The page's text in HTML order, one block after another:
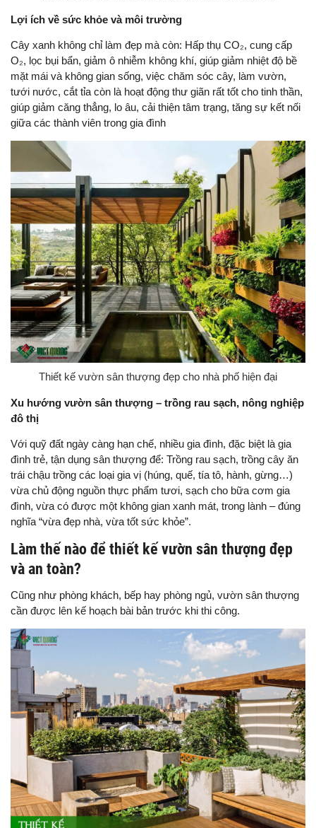
Lợi ích về sức khỏe và môi trường
Cây xanh không chỉ làm đẹp mà còn: Hấp thụ CO₂, cung cấp
O₂, lọc bụi bẩn, giảm ô nhiễm không khí, giúp giảm nhiệt độ bề
mặt mái và không gian sống, việc chăm sóc cây, làm vườn,
tưới nước, cắt tỉa còn là hoạt động thư giãn rất tốt cho tinh thần,
giúp giảm căng thẳng, lo âu, cải thiện tâm trạng, tăng sự kết nối
giữa các thành viên trong gia đình
Thiết kế vườn sân thượng đẹp cho nhà phố hiện đại
Xu hướng vườn sân thượng – trồng rau sạch, nông nghiệp
đô thị
Với quỹ đất ngày càng hạn chế, nhiều gia đình, đặc biệt là gia
đình trẻ, tận dụng sân thượng để: Trồng rau sạch, trồng cây ăn
trái chậu trồng các loại gia vị (húng, quế, tía tô, hành, gừng…)
vừa chủ động nguồn thực phẩm tươi, sạch cho bữa cơm gia
đình, vừa có được một không gian xanh mát, trong lành – đúng
nghĩa “vừa đẹp nhà, vừa tốt sức khỏe”.
Làm thế nào để thiết kế vườn sân thượng đẹp
và an toàn?
Cũng như phòng khách, bếp hay phòng ngủ, vườn sân thượng
cần được lên kế hoạch bài bản trước khi thi công.